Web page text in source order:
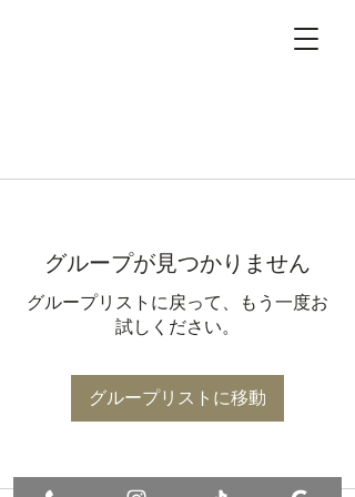
グループが見つかりません
グループリストに戻って、もう一度お
試しください。
グループリストに移動